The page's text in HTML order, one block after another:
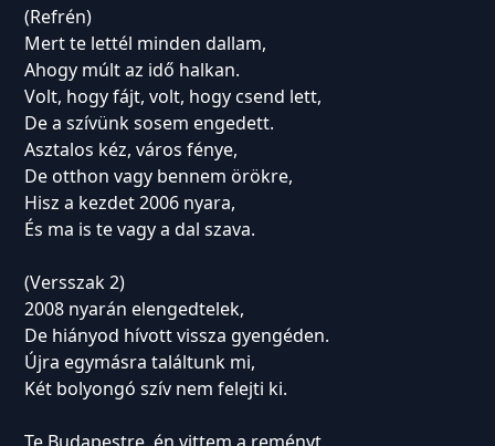
(Refrén)
Mert te lettél minden dallam,
Ahogy múlt az idő halkan.
Volt, hogy fájt, volt, hogy csend lett,
De a szívünk sosem engedett.
Asztalos kéz, város fénye,
De otthon vagy bennem örökre,
Hisz a kezdet 2006 nyara,
És ma is te vagy a dal szava.
(Versszak 2)
2008 nyarán elengedtelek,
De hiányod hívott vissza gyengéden.
Újra egymásra találtunk mi,
Két bolyongó szív nem felejti ki.